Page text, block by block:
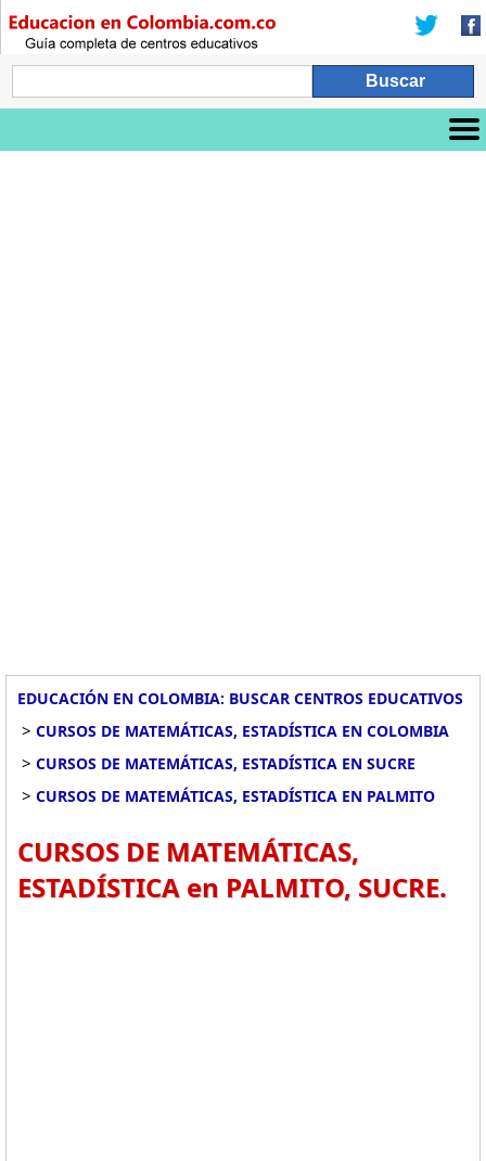
EDUCACIÓN EN COLOMBIA: BUSCAR CENTROS EDUCATIVOS
> CURSOS DE MATEMÁTICAS, ESTADÍSTICA EN COLOMBIA
> CURSOS DE MATEMÁTICAS, ESTADÍSTICA EN SUCRE
> CURSOS DE MATEMÁTICAS, ESTADÍSTICA EN PALMITO
CURSOS DE MATEMÁTICAS,
ESTADÍSTICA en PALMITO, SUCRE.